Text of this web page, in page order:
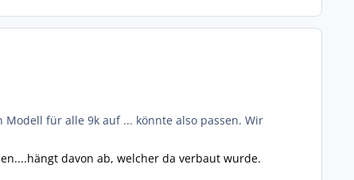
für alle 9k auf ... könnte also passen. Wir
davon ab, welcher da verbaut wurde.